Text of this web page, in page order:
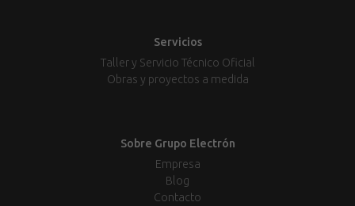
Servicios
Taller y Servicio Técnico Oficial
Obras y proyectos a medida
Sobre Grupo Electrón
Empresa
Blog
Contacto